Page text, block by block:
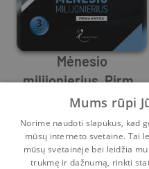
Mėnesio
milijonierius. Pirma
knyga
Maureen Child ,Susan Crosby
5 0
Mums rūpi
Norime naudoti slapukus, kad
mūsų interneto svetaine. Tai
mūsų svetainėje bei leidžia
trukmę ir dažnumą, rinkti